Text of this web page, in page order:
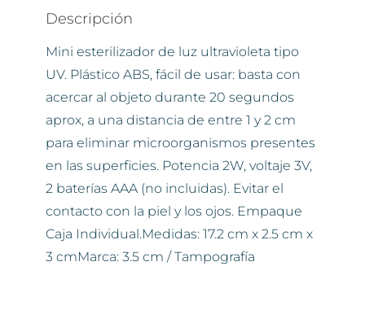
Descripción
Mini esterilizador de luz ultravioleta tipo
UV. Plástico ABS, fácil de usar: basta con
acercar al objeto durante 20 segundos
aprox, a una distancia de entre 1 y 2 cm
para eliminar microorganismos presentes
en las superficies. Potencia 2W, voltaje 3V,
2 baterías AAA (no incluidas). Evitar el
contacto con la piel y los ojos. Empaque
Caja Individual.Medidas: 17.2 cm x 2.5 cm x
3 cmMarca: 3.5 cm / Tampografía